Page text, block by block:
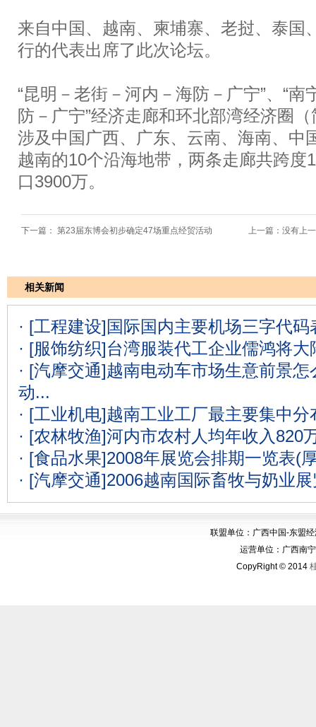
来自中国、越南、柬埔寨、老挝、泰国
行的代表出席了此次论坛。
“昆明－老街－河内－海防－广宁”、“
防－广宁”经济走廊和环北部湾经济圈（
涉及中国广西、广东、云南、海南、中
越南的10个沿海地带，两条走廊共跨度
口3900万。
下一篇： 第23届东博会初步确定47场重点经贸活动 上一篇：没有上一
相关新闻
· [工程建设]国际国内主要机场三字代码
· [服饰纺织]台湾服装代工企业儒鸿将
· [汽摩交通]越南电动车市场生意前景怎
动...
· [工业机电]越南工业工厂最主要集中分
· [农林牧渔]河内市农村人均年收入820
· [食品水果]2008年展览会排期一览表(
· [汽摩交通]2006越南国际畜牧与奶业
联盟单位：广西中国-东盟
运营单位：广西南
CopyRight © 2014